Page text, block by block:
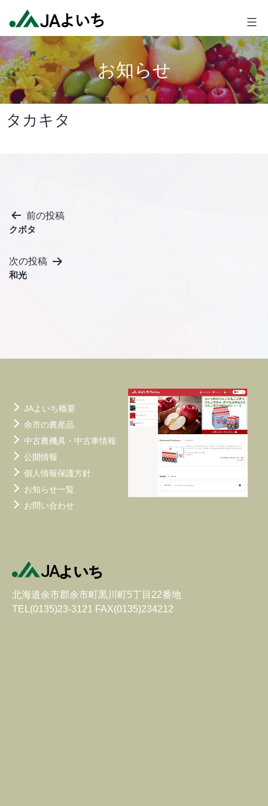
テ
ン
ツ
へ
ス
キ
よ
い
ち
お知らせ
タカキタ
投
稿
ナ
ビ
ョ
前の投稿
クボタ
次の投稿
和光
JAよいち概要
余市の農産品
中古農機具・中古車情報
公開情報
個人情報保護方針
お知らせ一覧
お問い合わせ
北海道余市郡余市町黒川町5丁目22番地
TEL(0135)23-3121 FAX(0135)234212